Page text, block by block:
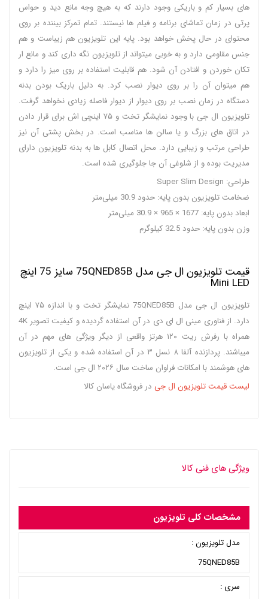
های بسیار کم و باریکی وجود دارند که به هیچ وجه مانع دید و حواس
پرتی در زمان تماشای برنامه و فیلم ها نیستند. تمام تمرکز بیننده بر روی
محتوای در حال پخش خواهد بود. پایه این تلویزیون هم زیباست و هم
جنس مقاومی دارد و به خوبی میتواند از تلویزیون نگه داری کند و مانع ار
تکان خوردن و افتادن آن شود. هم قابلیت استفاده بر روی میز را دارد و
هم میتوان آن را بر روی دیوار نصب کرد. به دلیل باریک بودن بدنه
دستگاه در زمان نصب بر روی دیوار از دیوار فاصله زیادی نخواهد گرفت.
تلویزیون ال جی با وجود نمایشگر تخت و ۷۵ اینچی اش برای قرار دادن
در اتاق های بزرگ و یا سالن ها مناسب است. در بخش پشتی آن نیز
طراحی مرتب و زیبایی دارد. محل اتصال کابل ها به بدنه تلویزیون دارای
مدیریت بوده و از شلوغی آن جا جلوگیری شده است.
طراحی: Super Slim Design
ضخامت تلویزیون بدون پایه: حدود 30.9 میلی‌متر
ابعاد بدون پایه: 1677 × 965 × 30.9 میلی‌متر
وزن بدون پایه: حدود 32.5 کیلوگرم
قیمت تلویزیون ال جی مدل 75QNED85B سایز 75 اینچ
Mini LED
تلویزیون ال جی مدل 75QNED85B نمایشگر تخت و با اندازه ۷۵ اینچ
دارد. از فناوری مینی ال ای دی در آن استفاده گردیده و کیفیت تصویر 4K
همراه با رفرش ریت ۱۲۰ هرتز واقعی از دیگر ویژگی های مهم در آن
میباشند. پردازنده آلفا ۸ نسل ۳ در آن استفاده شده و یکی از تلویزیون
های هوشمند با امکانات فراوان ساخت سال ۲۰۲۶ ال جی است.
لیست قیمت تلویزیون ال جی در فروشگاه یاسان کالا
ویژگی های فنی کالا
مشخصات کلی تلویزیون
مدل تلویزیون :
75QNED85B
سری :